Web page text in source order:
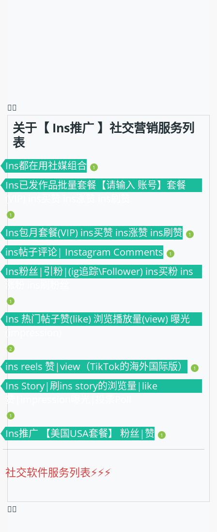
❤️‍🔥
关于【 Ins推广 】社交营销服务列
表
Ins都在用社媒组合 1
Ins已发作品批量套餐【请输入 账号】套餐
(VIP) ins买赞 ins涨赞 ins刷赞
1
Ins包月套餐(VIP) ins买赞 ins涨赞 ins刷赞 1
ins帖子评论| Instagram Comments 1
Ins粉丝|引粉|(ig追踪\Follower) ins买粉 ins
涨粉 ins刷粉丝
1
Ins 热门帖子赞(like) 浏览播放量(view) 曝光
(impression)
2
ins reels 赞|view（TikTok的海外国际版） 1
Ins Story|刷ins story的浏览量|like
赞|impression曝光|投票Poll
1
Ins推广 【美国USA套餐】 粉丝|赞 1
社交软件服务列表⚡️⚡️⚡️
❤️‍🔥